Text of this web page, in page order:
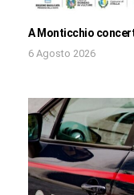
A Monticchio
6 Agosto 2026